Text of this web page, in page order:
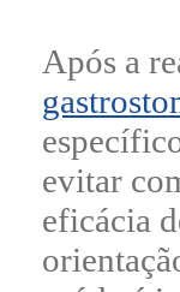
Após a
evitar
eficácia